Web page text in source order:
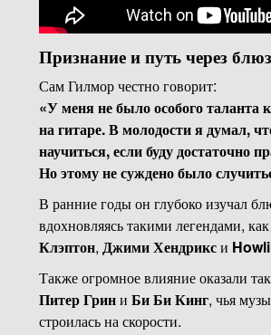
Признание и путь через блюз
Сам Гилмор честно говорит:
«У меня не было особого таланта
на гитаре. В молодости я думал,
научиться, если буду достаточно
Но этому не суждено было
В ранние годы он глубоко изучал
вдохновляясь такими легендами, как
Клэптон, Джими Хендрикси
Также огромное влияние оказали
Питер Грини Би Би Кинг, чья
строилась на скорости.